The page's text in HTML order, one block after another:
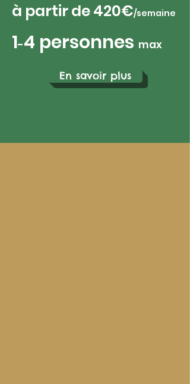
à partir de 420€/semaine
1-4 personnes max
En savoir plus